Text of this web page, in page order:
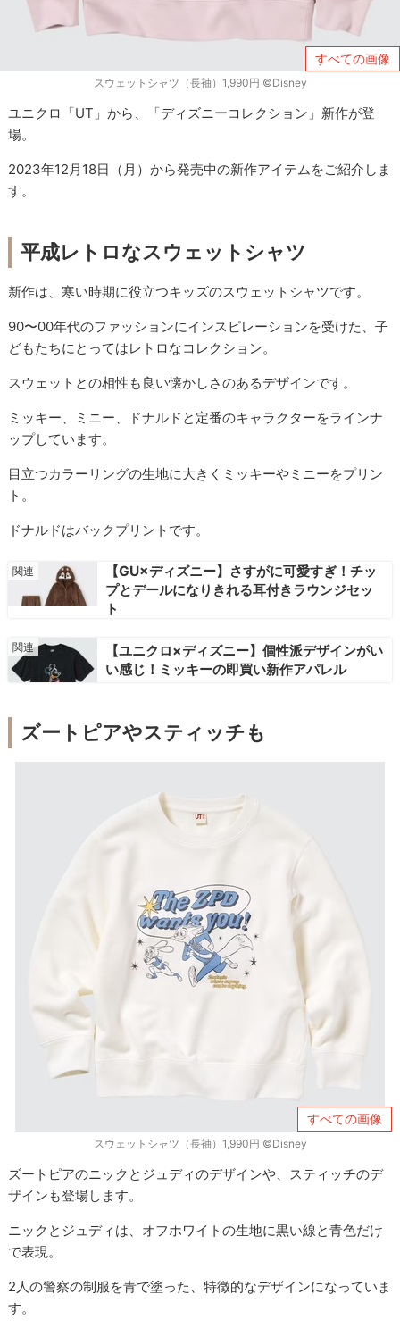
すべての画像
スウェットシャツ（長袖）1,990円 ©Disney
ユニクロ「UT」から、「ディズニーコレクション」新作が登
場。
2023年12月18日（月）から発売中の新作アイテムをご紹介しま
す。
平成レトロなスウェットシャツ
新作は、寒い時期に役立つキッズのスウェットシャツです。
90〜00年代のファッションにインスピレーションを受けた、子
どもたちにとってはレトロなコレクション。
スウェットとの相性も良い懐かしさのあるデザインです。
ミッキー、ミニー、ドナルドと定番のキャラクターをラインナ
ップしています。
目立つカラーリングの生地に大きくミッキーやミニーをプリン
ト。
ドナルドはバックプリントです。
【GU×ディズニー】さすがに可愛すぎ！チッ
プとデールになりきれる耳付きラウンジセッ
ト
【ユニクロ×ディズニー】個性派デザインがい
い感じ！ミッキーの即買い新作アパレル
ズートピアやスティッチも
すべての画像
スウェットシャツ（長袖）1,990円 ©Disney
ズートピアのニックとジュディのデザインや、スティッチのデ
ザインも登場します。
ニックとジュディは、オフホワイトの生地に黒い線と青色だけ
で表現。
2人の警察の制服を青で塗った、特徴的なデザインになっていま
す。